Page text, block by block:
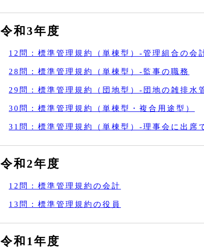
令和3年度
12問：標準管理規約（単棟型）‐管理組合の会
28問：標準管理規約（単棟型）‐監事の職務
29問：標準管理規約（団地型）‐団地の雑排水
30問：標準管理規約（単棟型・複合用途型）
31問：標準管理規約（単棟型）‐理事会に出席
令和2年度
12問：標準管理規約の会計
13問：標準管理規約の役員
令和1年度